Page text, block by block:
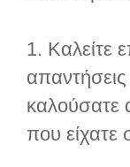
1. Καλείτε
καλούσατε
που είχατε